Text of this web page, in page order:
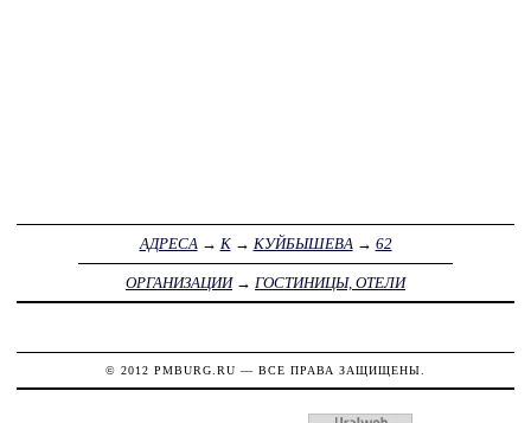
АДРЕСА→ К→ КУЙБЫШЕВА→ 62
ОРГАНИЗАЦИИ→ ГОСТИНИЦЫ, ОТЕЛИ
© 2012 PMBURG.RU — ВСЕ ПРАВА ЗАЩИЩЕНЫ.